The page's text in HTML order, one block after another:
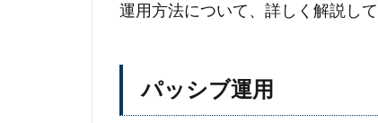
運用方法について、詳しく解説して
パッシブ運用